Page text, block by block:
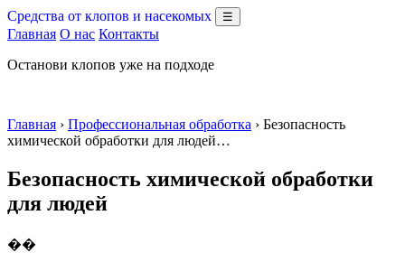
Средства от клопов и насекомых ☰
Главная О нас Контакты
Останови клопов уже на подходе
Главная › Профессиональная обработка › Безопасность
химической обработки для людей…
Безопасность химической обработки
для людей
��